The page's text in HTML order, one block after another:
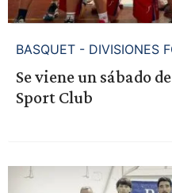
BASQUET - DIVISIONES
Se viene un sábado
Sport Club